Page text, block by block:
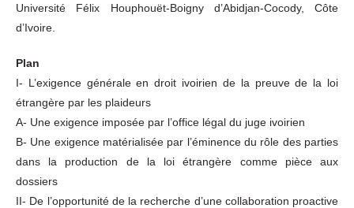
Université Félix Houphouët-Boigny d’Abidjan-Cocody, Côte
d’Ivoire.
Plan
I- L’exigence générale en droit ivoirien de la preuve de la loi
étrangère par les plaideurs
A- Une exigence imposée par l’office légal du juge ivoirien
B- Une exigence matérialisée par l’éminence du rôle des parties
dans la production de la loi étrangère comme pièce aux
dossiers
II- De l’opportunité de la recherche d’une collaboration proactive